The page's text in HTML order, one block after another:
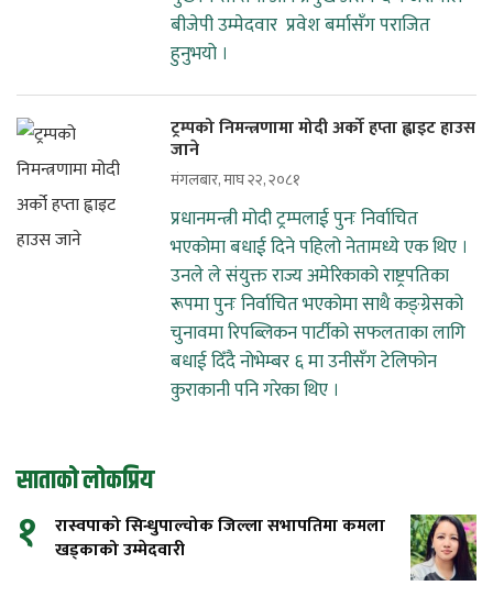
बीजेपी उम्मेदवार प्रवेश बर्मासँग पराजित
हुनुभयो ।
ट्रम्पको निमन्त्रणामा मोदी अर्को हप्ता ह्वाइट हाउस
जाने
मंगलबार, माघ २२, २०८१
प्रधानमन्त्री मोदी ट्रम्पलाई पुनः निर्वाचित
भएकोमा बधाई दिने पहिलो नेतामध्ये एक थिए ।
उनले ले संयुक्त राज्य अमेरिकाको राष्ट्रपतिका
रूपमा पुनः निर्वाचित भएकोमा साथै कङ्ग्रेसको
चुनावमा रिपब्लिकन पार्टीको सफलताका लागि
बधाई दिँदै नोभेम्बर ६ मा उनीसँग टेलिफोन
कुराकानी पनि गरेका थिए ।
साताको लोकप्रिय
१
रास्वपाको सिन्धुपाल्चोक जिल्ला सभापतिमा कमला
खड्काको उम्मेदवारी